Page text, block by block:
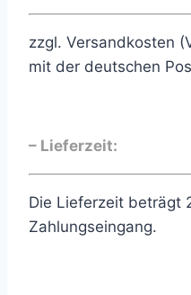
zzgl. Versandkosten
mit der deutschen
– Lieferzeit:
Die Lieferzeit beträgt
Zahlungseingang.